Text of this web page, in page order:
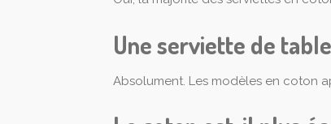
Une serviette de
Absolument. Les modèles en coton